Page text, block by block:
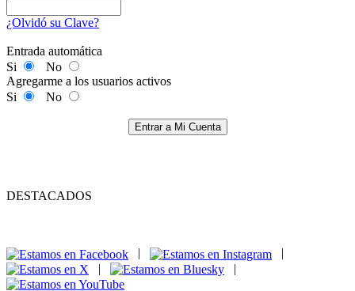
¿Olvidó su Clave?
Entrada automática
Si
No
Agregarme a los usuarios activos
Si
No
Entrar a Mi Cuenta
DESTACADOS
|
|